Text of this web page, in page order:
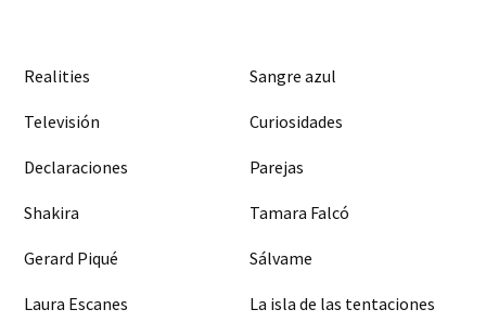
Realities Sangre azul
Televisión Curiosidades
Declaraciones Parejas
Shakira Tamara Falcó
Gerard Piqué Sálvame
Laura Escanes La isla de las tentaciones